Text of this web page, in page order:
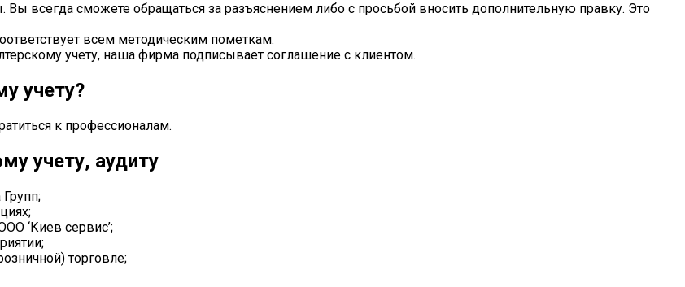
всегда сможете обращаться за разъяснением либо с просьбой вносить дополнительную правку. Это
всем методическим пометкам.
учету, наша фирма подписывает соглашение с клиентом.
учету?
к профессионалам.
учету, аудиту
‘Киев сервис’;
торговле;